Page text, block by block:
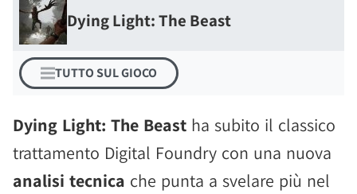
Dying Light: The Beast
TUTTO SUL GIOCO
Dying Light: The Beast ha subito il classico
trattamento Digital Foundry con una nuova
analisi tecnica che punta a svelare più nel